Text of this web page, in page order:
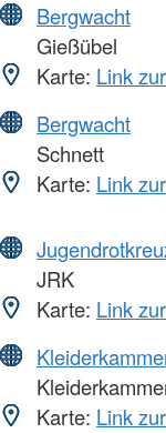
Bergwacht
Gießübel
Karte: Link
Bergwacht
Schnett
Karte: Link
JRK
Karte: Link
Karte: Link